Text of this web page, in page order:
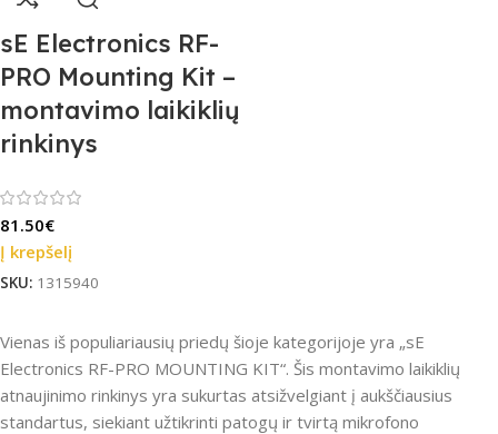
sE Electronics RF-
PRO Mounting Kit –
montavimo laikiklių
rinkinys
81.50€
Į krepšelį
SKU: 1315940
Vienas iš populiariausių priedų šioje kategorijoje yra „sE
Electronics RF-PRO MOUNTING KIT“. Šis montavimo laikiklių
atnaujinimo rinkinys yra sukurtas atsižvelgiant į aukščiausius
standartus, siekiant užtikrinti patogų ir tvirtą mikrofono